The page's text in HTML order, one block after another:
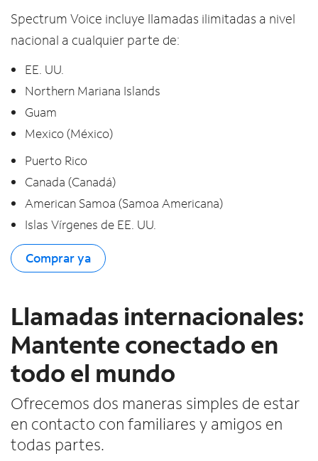
Spectrum Voice incluye llamadas ilimitadas a nivel
nacional a cualquier parte de:
EE. UU.
Northern Mariana Islands
Guam
Mexico (México)
Puerto Rico
Canada (Canadá)
American Samoa (Samoa Americana)
Islas Vírgenes de EE. UU.
Comprar ya
Llamadas internacionales:
Mantente conectado en
todo el mundo
Ofrecemos dos maneras simples de estar
en contacto con familiares y amigos en
todas partes.